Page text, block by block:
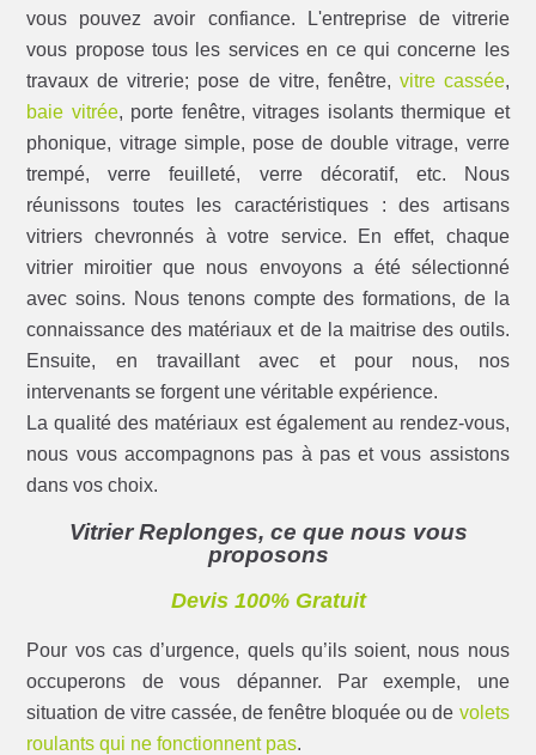
vous pouvez avoir confiance. L'entreprise de vitrerie
vous propose tous les services en ce qui concerne les
travaux de vitrerie; pose de vitre, fenêtre, vitre cassée,
baie vitrée, porte fenêtre, vitrages isolants thermique et
phonique, vitrage simple, pose de double vitrage, verre
trempé, verre feuilleté, verre décoratif, etc. Nous
réunissons toutes les caractéristiques : des artisans
vitriers chevronnés à votre service. En effet, chaque
vitrier miroitier que nous envoyons a été sélectionné
avec soins. Nous tenons compte des formations, de la
connaissance des matériaux et de la maitrise des outils.
Ensuite, en travaillant avec et pour nous, nos
intervenants se forgent une véritable expérience.
La qualité des matériaux est également au rendez-vous,
nous vous accompagnons pas à pas et vous assistons
dans vos choix.
Vitrier Replonges, ce que nous vous
proposons
Devis 100% Gratuit
Pour vos cas d’urgence, quels qu’ils soient, nous nous
occuperons de vous dépanner. Par exemple, une
situation de vitre cassée, de fenêtre bloquée ou de volets
roulants qui ne fonctionnent pas.